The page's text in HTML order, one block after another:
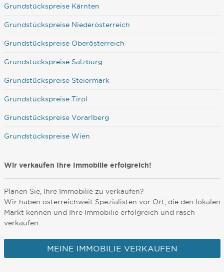
Grundstückspreise Kärnten
Grundstückspreise Niederösterreich
Grundstückspreise Oberösterreich
Grundstückspreise Salzburg
Grundstückspreise Steiermark
Grundstückspreise Tirol
Grundstückspreise Vorarlberg
Grundstückspreise Wien
Wir verkaufen Ihre Immobilie erfolgreich!
Planen Sie, Ihre Immobilie zu verkaufen?
Wir haben österreichweit Spezialisten vor Ort, die den lokalen
Markt kennen und Ihre Immobilie erfolgreich und rasch
verkaufen.
MEINE IMMOBILIE VERKAUFEN